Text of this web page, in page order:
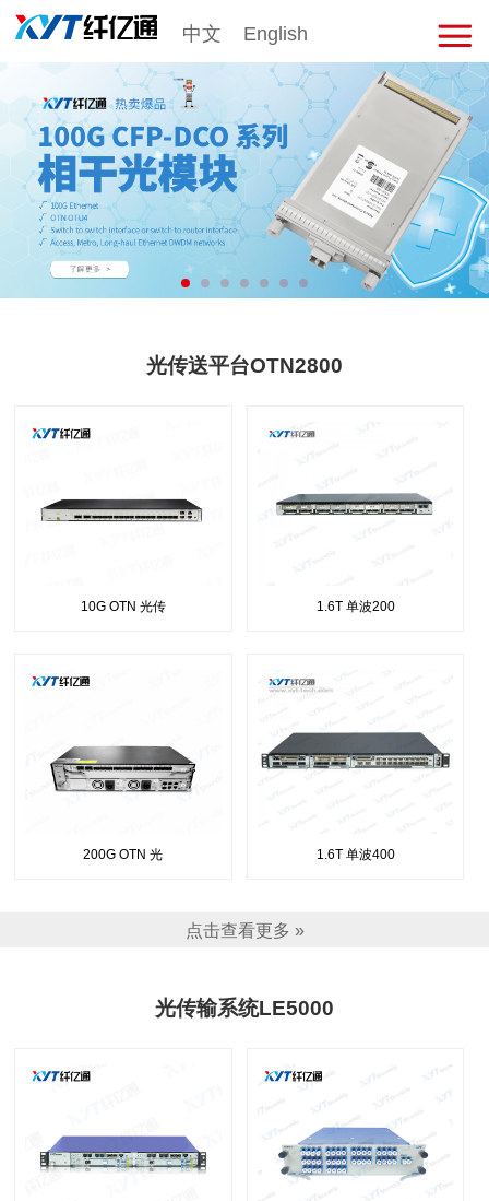
中文 English
击
展
开
菜
单
光传送平台OTN2800
10G OTN 光传 1.6T 单波200
200G OTN 光 1.6T 单波400
点击查看更多 »
光传输系统LE5000